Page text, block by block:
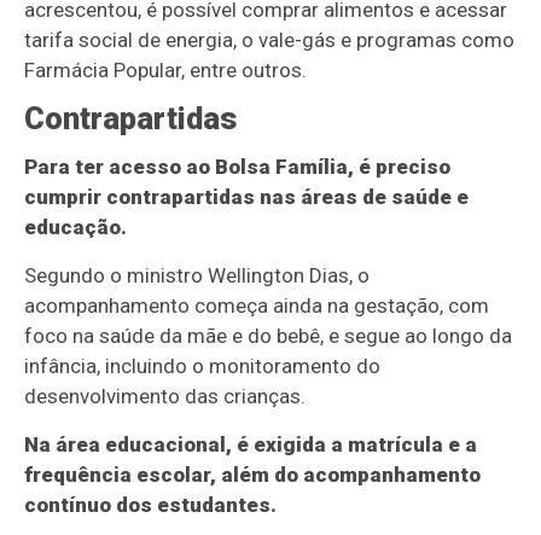
acrescentou, é possível comprar alimentos e acessar
tarifa social de energia, o vale-gás e programas como
Farmácia Popular, entre outros.
Contrapartidas
Para ter acesso ao Bolsa Família, é preciso
cumprir contrapartidas nas áreas de saúde e
educação.
Segundo o ministro Wellington Dias, o
acompanhamento começa ainda na gestação, com
foco na saúde da mãe e do bebê, e segue ao longo da
infância, incluindo o monitoramento do
desenvolvimento das crianças.
Na área educacional, é exigida a matrícula e a
frequência escolar, além do acompanhamento
contínuo dos estudantes.